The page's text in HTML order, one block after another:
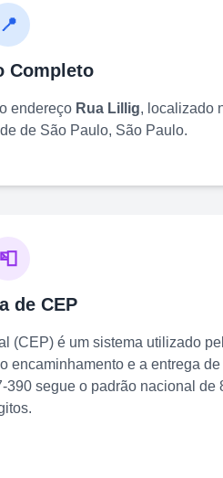
📍
Completo
endereço Rua Lillig, localizado
de São Paulo, São Paulo.
📮
de CEP
(CEP) é um sistema utilizado
encaminhamento e a entrega de
390segue o padrão nacional de